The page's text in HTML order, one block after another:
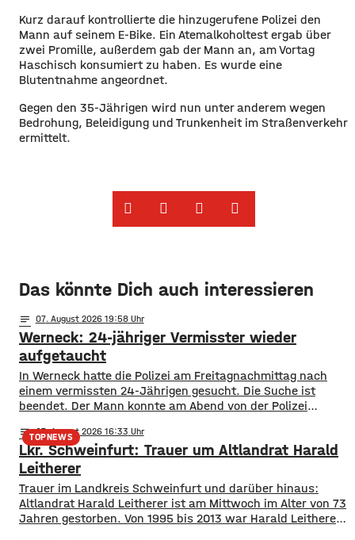
Kurz darauf kontrollierte die hinzugerufene Polizei den
Mann auf seinem E-Bike. Ein Atemalkoholtest ergab über
zwei Promille, außerdem gab der Mann an, am Vortag
Haschisch konsumiert zu haben. Es wurde eine
Blutentnahme angeordnet.
Gegen den 35-Jährigen wird nun unter anderem wegen
Bedrohung, Beleidigung und Trunkenheit im Straßenverkehr
ermittelt.
Das könnte Dich auch interessieren
notes 07. August 2026 19:58
Werneck: 24-jähriger Vermisster wieder
aufgetaucht
In Werneck hatte die Polizei am Freitagnachmittag nach
einem vermissten 24-Jährigen gesucht. Die Suche ist
beendet. Der Mann konnte am Abend von der Polizei
gesorgt, da auch ein Polizeihubschrauber die Gegend rund
um Werneck abgesucht hatte.
TOPNEWS
notes 07. August 2026 16:33
Lkr. Schweinfurt: Trauer um Altlandrat Harald
Leitherer
Trauer im Landkreis Schweinfurt und darüber hinaus:
Altlandrat Harald Leitherer ist am Mittwoch im Alter von 73
Jahren gestorben. Von 1995 bis 2013 war Harald Leitherer